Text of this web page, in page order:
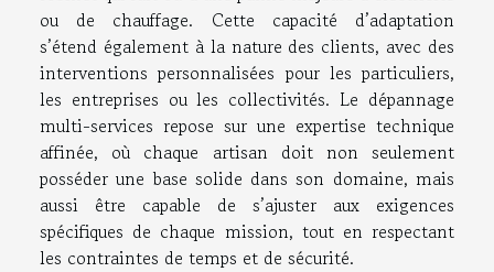
ou de chauffage. Cette capacité d’adaptation
s’étend également à la nature des clients, avec des
interventions personnalisées pour les particuliers,
les entreprises ou les collectivités. Le dépannage
multi-services repose sur une expertise technique
affinée, où chaque artisan doit non seulement
posséder une base solide dans son domaine, mais
aussi être capable de s’ajuster aux exigences
spécifiques de chaque mission, tout en respectant
les contraintes de temps et de sécurité.